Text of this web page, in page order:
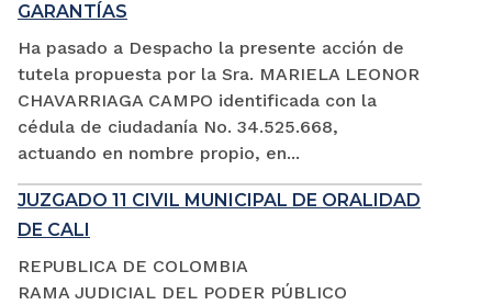
GARANTÍAS
Ha pasado a Despacho la presente acción de
tutela propuesta por la Sra. MARIELA LEONOR
CHAVARRIAGA CAMPO identificada con la
cédula de ciudadanía No. 34.525.668,
actuando en nombre propio, en...
JUZGADO 11 CIVIL MUNICIPAL DE ORALIDAD
DE CALI
REPUBLICA DE COLOMBIA
RAMA JUDICIAL DEL PODER PÚBLICO